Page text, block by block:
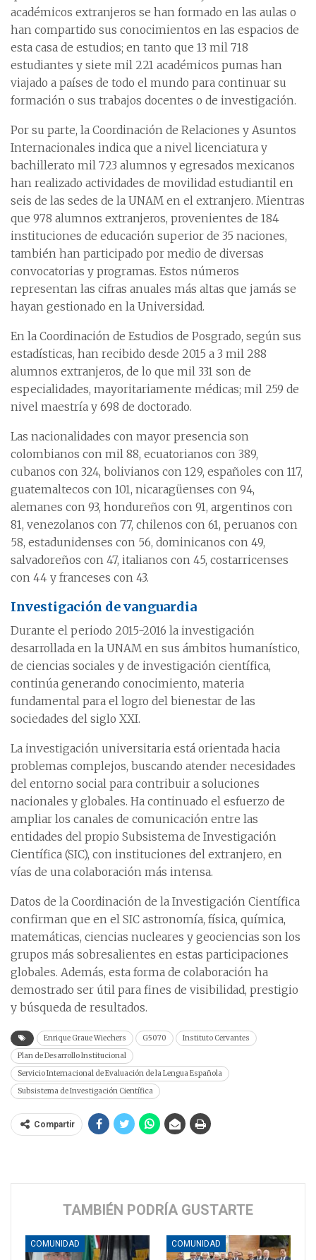
académicos extranjeros se han formado en las aulas o
han compartido sus conocimientos en las espacios de
esta casa de estudios; en tanto que 13 mil 718
estudiantes y siete mil 221 académicos pumas han
viajado a países de todo el mundo para continuar su
formación o sus trabajos docentes o de investigación.
Por su parte, la Coordinación de Relaciones y Asuntos
Internacionales indica que a nivel licenciatura y
bachillerato mil 723 alumnos y egresados mexicanos
han realizado actividades de movilidad estudiantil en
seis de las sedes de la UNAM en el extranjero. Mientras
que 978 alumnos extranjeros, provenientes de 184
instituciones de educación superior de 35 naciones,
también han participado por medio de diversas
convocatorias y programas. Estos números
representan las cifras anuales más altas que jamás se
hayan gestionado en la Universidad.
En la Coordinación de Estudios de Posgrado, según sus
estadísticas, han recibido desde 2015 a 3 mil 288
alumnos extranjeros, de lo que mil 331 son de
especialidades, mayoritariamente médicas; mil 259 de
nivel maestría y 698 de doctorado.
Las nacionalidades con mayor presencia son
colombianos con mil 88, ecuatorianos con 389,
cubanos con 324, bolivianos con 129, españoles con 117,
guatemaltecos con 101, nicaragüenses con 94,
alemanes con 93, hondureños con 91, argentinos con
81, venezolanos con 77, chilenos con 61, peruanos con
58, estadunidenses con 56, dominicanos con 49,
salvadoreños con 47, italianos con 45, costarricenses
con 44 y franceses con 43.
Investigación de vanguardia
Durante el periodo 2015-2016 la investigación
desarrollada en la UNAM en sus ámbitos humanístico,
de ciencias sociales y de investigación científica,
continúa generando conocimiento, materia
fundamental para el logro del bienestar de las
sociedades del siglo XXI.
La investigación universitaria está orientada hacia
problemas complejos, buscando atender necesidades
del entorno social para contribuir a soluciones
nacionales y globales. Ha continuado el esfuerzo de
ampliar los canales de comunicación entre las
entidades del propio Subsistema de Investigación
Científica (SIC), con instituciones del extranjero, en
vías de una colaboración más intensa.
Datos de la Coordinación de la Investigación Científica
confirman que en el SIC astronomía, física, química,
matemáticas, ciencias nucleares y geociencias son los
grupos más sobresalientes en estas participaciones
globales. Además, esta forma de colaboración ha
demostrado ser útil para fines de visibilidad, prestigio
y búsqueda de resultados.
Enrique Graue Wiechers G5070
Instituto Cervantes
Plan de Desarrollo Institucional
Servicio Internacional de Evaluación de la Lengua Española
Subsistema de Investigación Científica
Compartir
TAMBIÉN PODRÍA GUSTARTE
COMUNIDAD COMUNIDAD